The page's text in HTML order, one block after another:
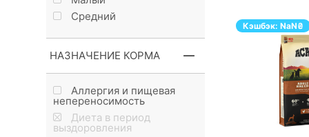
Средний
НАЗНАЧЕНИЕ КОРМА
Аллергия и пищевая
непереносимость
Диета в период
выздоровления
Кэшбэк: NaN₴